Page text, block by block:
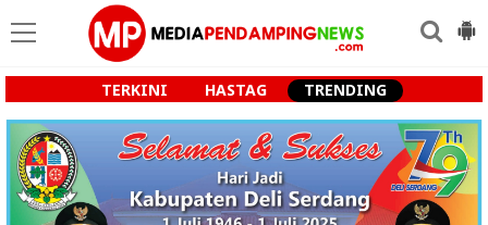
TERKINI HASTAG TRENDING